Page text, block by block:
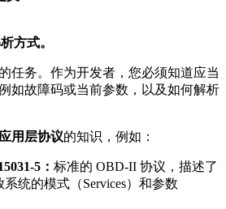
方式。
任务。作为开发者，您必须知道应当
如故障码或当前参数，以及如何解析
用层协议的知识，例如：
5： 标准的 OBD-II 协议，描述了
统的模式（Services）和参数